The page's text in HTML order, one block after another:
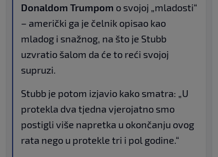
Donaldom Trumpom o svojoj „mladosti“
– američki ga je čelnik opisao kao
mladog i snažnog, na što je Stubb
uzvratio šalom da će to reći svojoj
supruzi.
Stubb je potom izjavio kako smatra: „U
protekla dva tjedna vjerojatno smo
postigli više napretka u okončanju ovog
rata nego u protekle tri i pol godine.“